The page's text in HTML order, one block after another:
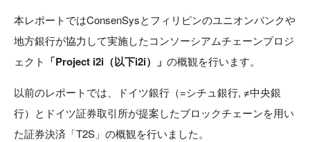
本レポートではConsenSysとフィリピンのユニオンバンクや
地方銀行が協力して実施したコンソーシアムチェーンプロジ
ェクト 「Project i2i（以下i2i）」 の概観を行います。
以前のレポートでは、ドイツ銀行（=シチュ銀行, ≠中央銀
行）とドイツ証券取引所が提案したブロックチェーンを用い
た証券決済「T2S」の概観を行いました。